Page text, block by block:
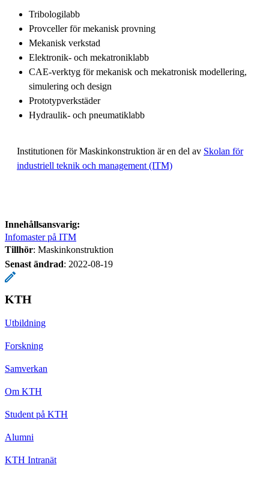
Tribologilabb
Provceller för mekanisk provning
Mekanisk verkstad
Elektronik- och mekatroniklabb
CAE-verktyg för mekanisk och mekatronisk modellering,
simulering och design
Prototypverkstäder
Hydraulik- och pneumatiklabb
Institutionen för Maskinkonstruktion är en del av Skolan för
industriell teknik och management (ITM)
Innehållsansvarig:
Infomaster på ITM
Tillhör: Maskinkonstruktion
Senast ändrad: 2022-08-19
KTH
Utbildning
Forskning
Samverkan
Om KTH
Student på KTH
Alumni
KTH Intranät